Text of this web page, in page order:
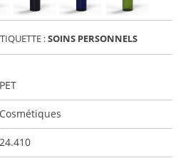
PET
Cosmétiques
24.410
:SOINS PERSONNELS